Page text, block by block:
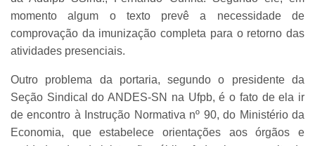
momento algum o texto prevê a necessidade de
comprovação da imunização completa para o retorno das
atividades presenciais.
Outro problema da portaria, segundo o presidente da
Seção Sindical do ANDES-SN na Ufpb, é o fato de ela ir
de encontro à Instrução Normativa nº 90, do Ministério da
Economia, que estabelece orientações aos órgãos e